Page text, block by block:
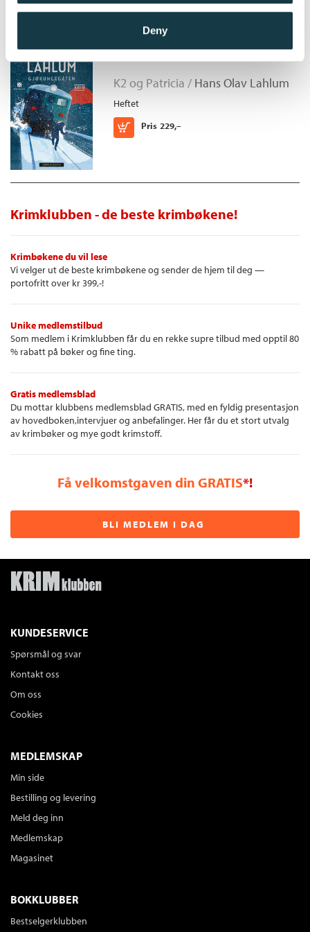
Deny
utløst av K2s voksende fascinasjon for en annen
Gjøkungegåten
K2 og Patricia / Hans Olav Lahlum
Heftet
Pris 229,–
Kjøp
Krimklubben - de beste krimbøkene!
Krimbøkene du vil lese
Vi velger ut de beste krimbøkene og sender de hjem til deg —
portofritt over kr 399,-!
Unike medlemstilbud
Som medlem i Krimklubben får du en rekke supre tilbud med opptil 80
% rabatt på bøker og fine ting.
Gratis medlemsblad
Du mottar klubbens medlemsblad GRATIS, med en fyldig presentasjon
av hovedboken,intervjuer og anbefalinger. Her får du et stort utvalg
av krimbøker og mye godt krimstoff.
Få velkomstgaven din GRATIS*!
BLI MEDLEM I DAG
KUNDESERVICE
Spørsmål og svar
Kontakt oss
Om oss
Cookies
MEDLEMSKAP
Min side
Bestilling og levering
Meld deg inn
Medlemskap
Magasinet
BOKKLUBBER
Bestselgerklubben